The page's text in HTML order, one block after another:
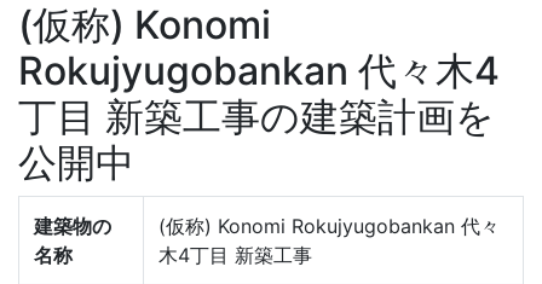
(仮称) Konomi
Rokujyugobankan 代々木4
丁目 新築工事の建築計画を
公開中
建築物の
名称
(仮称) Konomi Rokujyugobankan 代々
木4丁目 新築工事